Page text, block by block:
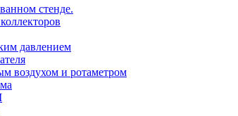
стенде.
давлением
воздухом и ротаметром